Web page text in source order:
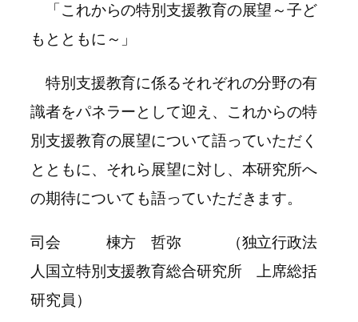
「これからの特別支援教育の展望～子ど
もとともに～」
特別支援教育に係るそれぞれの分野の有
識者をパネラーとして迎え、これからの特
別支援教育の展望について語っていただく
とともに、それら展望に対し、本研究所へ
の期待についても語っていただきます。
司会 棟方 哲弥 （独立行政法
人国立特別支援教育総合研究所 上席総括
研究員）